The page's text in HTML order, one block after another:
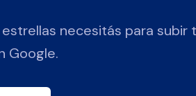
necesitás para subir
Google.